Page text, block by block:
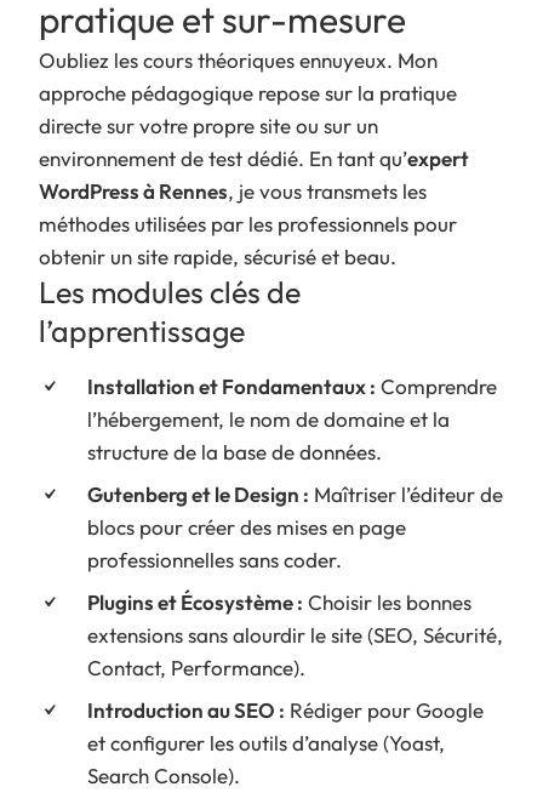
pratique et sur-mesure
Oubliez les cours théoriques ennuyeux. Mon
approche pédagogique repose sur la pratique
directe sur votre propre site ou sur un
environnement de test dédié. En tant qu’expert
WordPress à Rennes, je vous transmets les
méthodes utilisées par les professionnels pour
obtenir un site rapide, sécurisé et beau.
Les modules clés de
l’apprentissage
Installation et Fondamentaux : Comprendre
l’hébergement, le nom de domaine et la
structure de la base de données.
Gutenberg et le Design : Maîtriser l’éditeur de
blocs pour créer des mises en page
professionnelles sans coder.
Plugins et Écosystème : Choisir les bonnes
extensions sans alourdir le site (SEO, Sécurité,
Contact, Performance).
Introduction au SEO : Rédiger pour Google
et configurer les outils d’analyse (Yoast,
Search Console).